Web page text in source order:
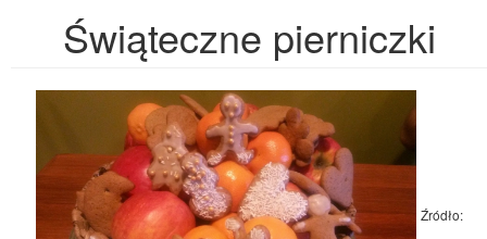
Świąteczne pierniczki
Źródło: